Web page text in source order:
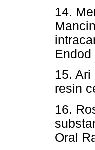
14.
Endod
15.
resin
16.
Oral